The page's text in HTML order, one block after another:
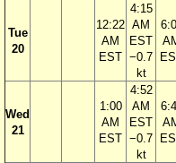
Tue
20
12:22
AM
EST
4:15
AM
EST
−0.7
kt
Wed
21
1:00
AM
EST
4:52
AM
EST
−0.7
kt